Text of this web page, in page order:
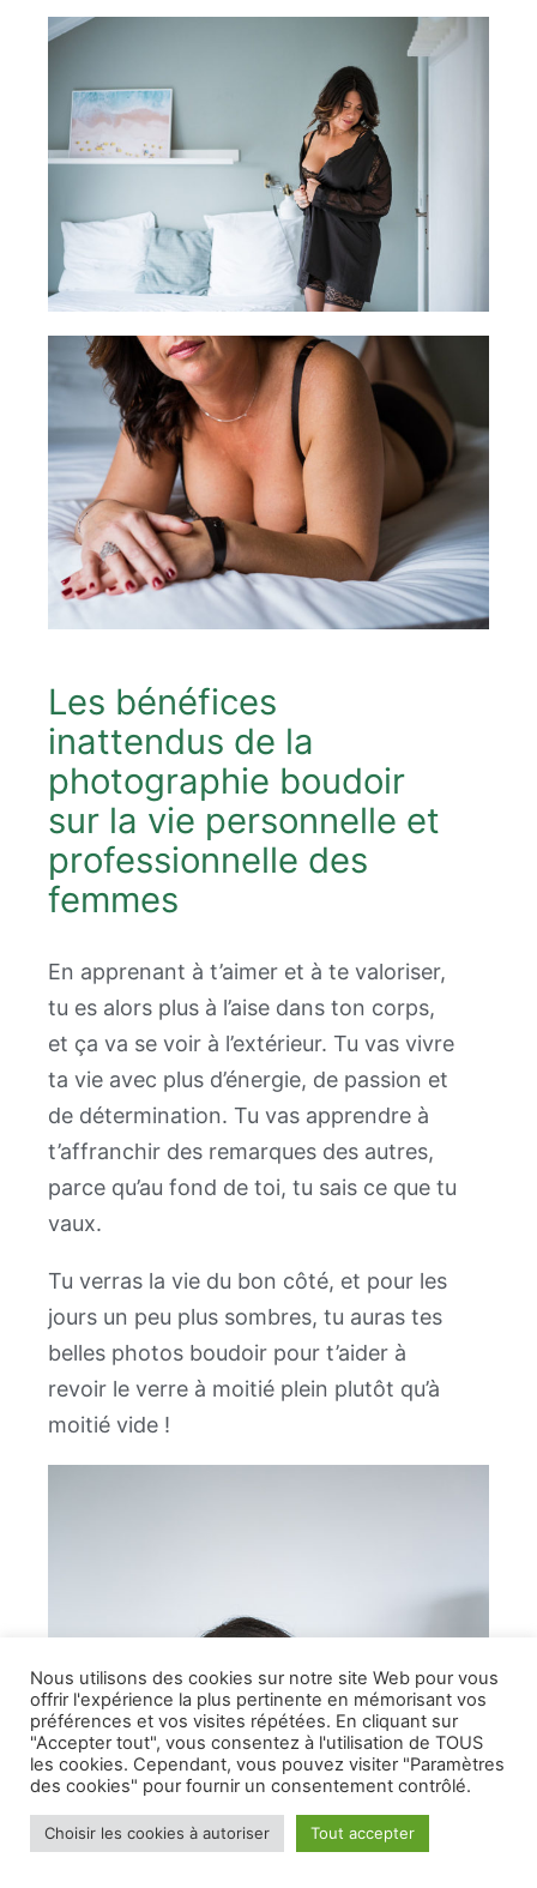
Les bénéfices
inattendus de la
photographie boudoir
sur la vie personnelle et
professionnelle des
femmes
En apprenant à t’aimer et à te valoriser,
tu es alors plus à l’aise dans ton corps,
et ça va se voir à l’extérieur. Tu vas vivre
ta vie avec plus d’énergie, de passion et
de détermination. Tu vas apprendre à
t’affranchir des remarques des autres,
parce qu’au fond de toi, tu sais ce que tu
vaux.
Tu verras la vie du bon côté, et pour les
jours un peu plus sombres, tu auras tes
belles photos boudoir pour t’aider à
revoir le verre à moitié plein plutôt qu’à
moitié vide !
Nous utilisons des cookies sur notre site Web pour vous
offrir l'expérience la plus pertinente en mémorisant vos
préférences et vos visites répétées. En cliquant sur
"Accepter tout", vous consentez à l'utilisation de TOUS
les cookies. Cependant, vous pouvez visiter "Paramètres
des cookies" pour fournir un consentement contrôlé.
Choisir les cookies à autoriser Tout accepter